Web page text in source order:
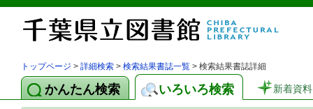
トップページ > 詳細検索 > 検索結果書誌一覧 > 検索結果書誌詳細
かんたん検索 いろいろ検索 新着資料